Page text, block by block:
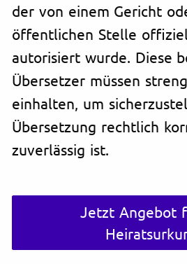
der von einem Gericht
öffentlichen Stelle
autorisiert wurde. Diese
Übersetzer müssen
einhalten, um
Übersetzung rechtlich
zuverlässig ist.
Jetzt Angebot